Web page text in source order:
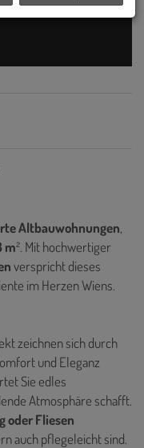
Altbauwohnungen,
m². Mit hochwertiger
verspricht dieses
im Herzen Wiens.
zeichnen sich durch
und Eleganz
Sie edles
Atmosphäre schafft.
oder Fliesen
auch pflegeleicht sind.